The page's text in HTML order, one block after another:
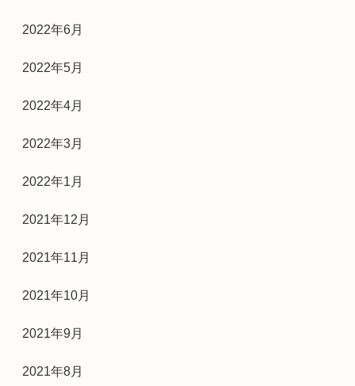
2022年6月
2022年5月
2022年4月
2022年3月
2022年1月
2021年12月
2021年11月
2021年10月
2021年9月
2021年8月